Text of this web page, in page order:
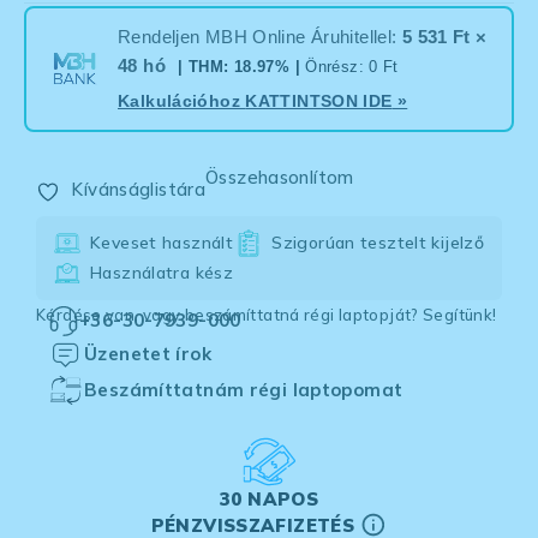
Rendeljen MBH Online Áruhitellel: 5 531 Ft ×
48 hó
| THM: 18.97% |Önrész: 0 Ft
Kalkulációhoz KATTINTSON IDE »
Kívánságlistára
Összehasonlítom
Keveset használt
Szigorúan tesztelt kijelző
Használatra kész
Kérdése van, vagy beszámíttatná régi laptopját? Segítünk!
+36-30-7939-000
Üzenetet írok
Beszámíttatnám régi laptopomat
30 NAPOS
PÉNZVISSZAFIZETÉS